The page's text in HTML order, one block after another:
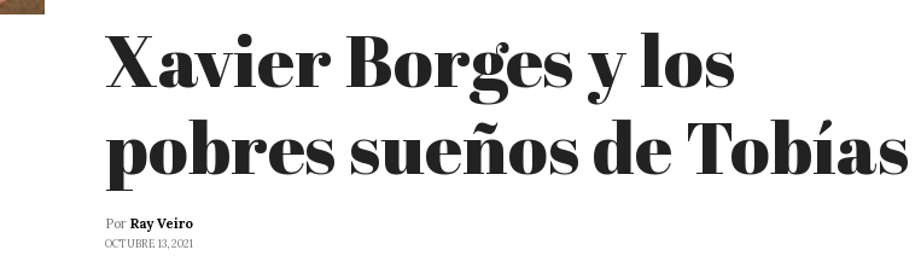
Xavier Borges y los
pobres sueños de Tobías
Por Ray Veiro
OCTUBRE 13, 2021